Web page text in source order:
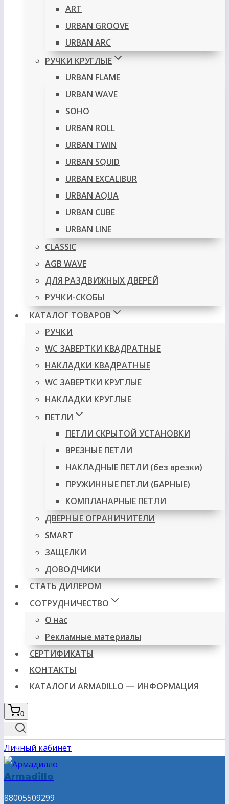
ART
URBAN GROOVE
URBAN ARC
РУЧКИ КРУГЛЫЕ
URBAN FLAME
URBAN WAVE
SOHO
URBAN ROLL
URBAN TWIN
URBAN SQUID
URBAN EXCALIBUR
URBAN AQUA
URBAN CUBE
URBAN LINE
CLASSIC
AGB WAVE
ДЛЯ РАЗДВИЖНЫХ ДВЕРЕЙ
РУЧКИ-СКОБЫ
КАТАЛОГ ТОВАРОВ
РУЧКИ
WC ЗАВЕРТКИ КВАДРАТНЫЕ
НАКЛАДКИ КВАДРАТНЫЕ
WC ЗАВЕРТКИ КРУГЛЫЕ
НАКЛАДКИ КРУГЛЫЕ
ПЕТЛИ
ПЕТЛИ СКРЫТОЙ УСТАНОВКИ
ВРЕЗНЫЕ ПЕТЛИ
НАКЛАДНЫЕ ПЕТЛИ (без врезки)
ПРУЖИННЫЕ ПЕТЛИ (БАРНЫЕ)
КОМПЛАНАРНЫЕ ПЕТЛИ
ДВЕРНЫЕ ОГРАНИЧИТЕЛИ
SMART
ЗАЩЕЛКИ
ДОВОДЧИКИ
СТАТЬ ДИЛЕРОМ
СОТРУДНИЧЕСТВО
О нас
Рекламные материалы
СЕРТИФИКАТЫ
КОНТАКТЫ
КАТАЛОГИ ARMADILLO — ИНФОРМАЦИЯ
0
Личный кабинет
Armadillo
88005509299